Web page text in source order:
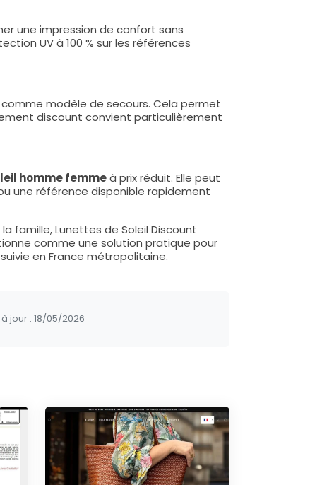
une impression de confort sans
UV à 100 % sur les références
modèle de secours. Cela permet
discount convient particulièrement
homme femmeà prix réduit. Elle peut
une référence disponible rapidement
famille, Lunettes de Soleil Discount
comme une solution pratique pour
en France métropolitaine.
jour : 18/05/2026